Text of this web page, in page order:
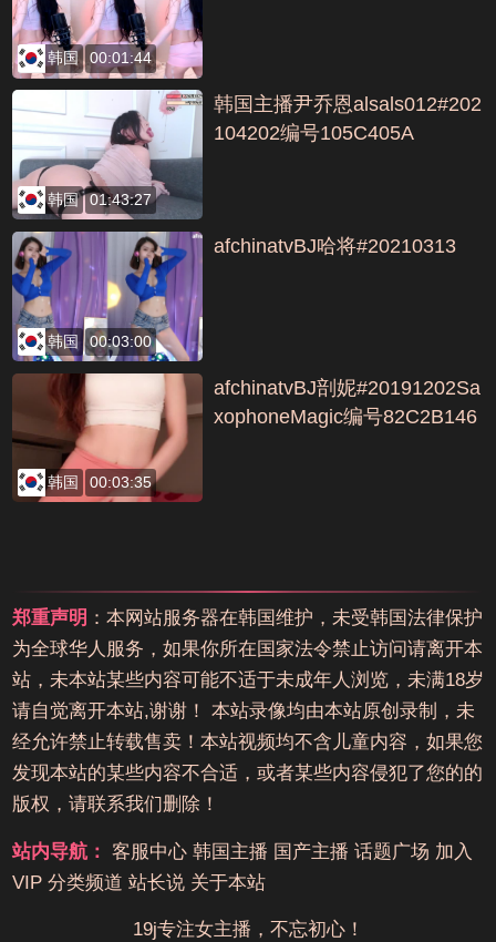
韩国 00:01:44
韩国 01:43:27
韩国主播尹乔恩alsals012#202
104202编号105C405A
韩国 00:03:00
afchinatvBJ哈将#20210313
韩国 00:03:35
afchinatvBJ剖妮#20191202Sa
xophoneMagic编号82C2B146
郑重声明 ：本网站服务器在韩国维护，未受韩国法律保护
为全球华人服务，如果你所在国家法令禁止访问请离开本
站，未本站某些内容可能不适于未成年人浏览，未满18岁
请自觉离开本站,谢谢！ 本站录像均由本站原创录制，未
经允许禁止转载售卖！本站视频均不含儿童内容，如果您
发现本站的某些内容不合适，或者某些内容侵犯了您的的
版权，请联系我们删除！
站内导航： 客服中心 韩国主播 国产主播 话题广场 加入
VIP 分类频道 站长说 关于本站
19j专注女主播，不忘初心！